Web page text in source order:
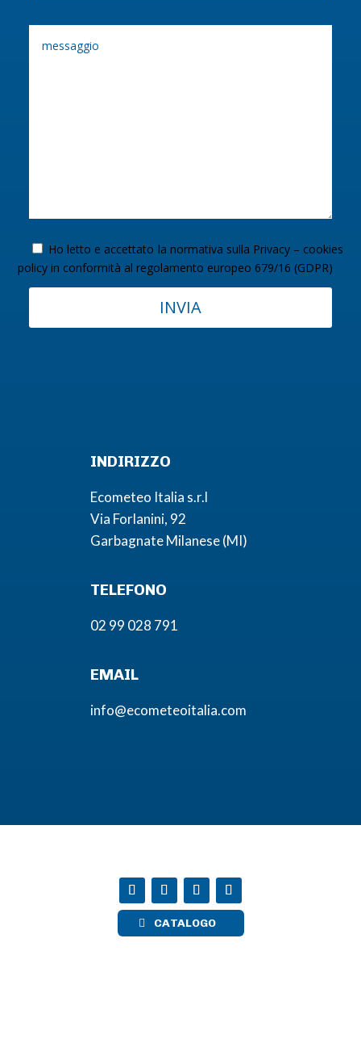
Ho letto e accettato la normativa sulla Privacy – cookies
policy in conformità al regolamento europeo 679/16 (GDPR)
INVIA
INDIRIZZO
Ecometeo Italia s.r.l
Via Forlanini, 92
Garbagnate Milanese (MI)
TELEFONO
02 99 028 791
EMAIL
info@ecometeoitalia.com
CATALOGO